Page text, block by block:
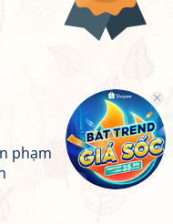
phạm